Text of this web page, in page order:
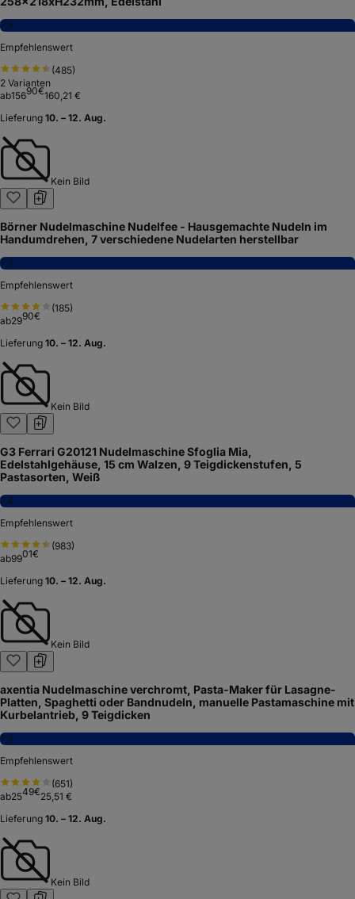
Marcato Atlas 150 AT-150-DES Pastamaschine, mit Kurbel, für
verschiedene Pastavariationen, silber
8,4
Hervorragend
( 1.063)
ab7073€ 71,83 €
Lieferung 14. – 17. Aug.
Kein Bild
Hendi Pastamaschine, Elektrisch, für die Zubereitung von
frischer pasta, Teigroller, Tagliatelle, Fettucine, Breite des Teigs
bis zu 140mm, 7 stufig einstellbar 0,2-2,5mm,
258x218xH232mm, Edelstahl
Empfehlenswert
(485)
Varianten
ab156
Lieferung
Kein Bild
Börner Nudelmaschine Nudelfee - Hausgemachte Nudeln im
Handumdrehen, 7 verschiedene Nudelarten herstellbar
Empfehlenswert
(185)
90 €
Lieferung 10. – 12. Aug.
Kein Bild
G3 Ferrari G20121 Nudelmaschine Sfoglia Mia,
Edelstahlgehäuse, 15 cm Walzen, 9 Teigdickenstufen, 5
Pastasorten, Weiß
Empfehlenswert
(983)
01€
Lieferung 10. – 12. Aug.